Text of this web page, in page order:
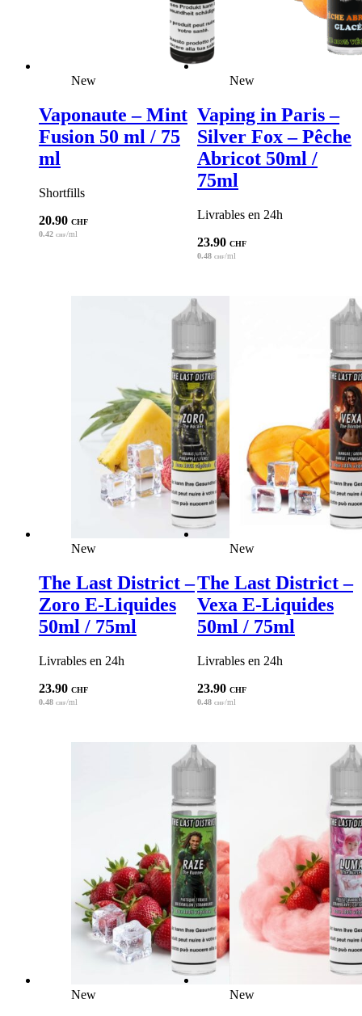
New
Vaponaute – Mint
Fusion 50 ml / 75
ml
Shortfills
20.90 CHF
0.42 CHF/ml
New
Vaping in Paris –
Silver Fox – Pêche
Abricot 50ml /
75ml
Livrables en 24h
23.90 CHF
0.48 CHF/ml
New
The Last District –
Zoro E-Liquides
50ml / 75ml
Livrables en 24h
23.90 CHF
0.48 CHF/ml
New
The Last District –
Vexa E-Liquides
50ml / 75ml
Livrables en 24h
23.90 CHF
0.48 CHF/ml
New New